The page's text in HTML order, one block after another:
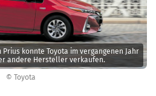
© Toyota
konnte Toyota im vergangenen Jahr
andere Hersteller verkaufen.